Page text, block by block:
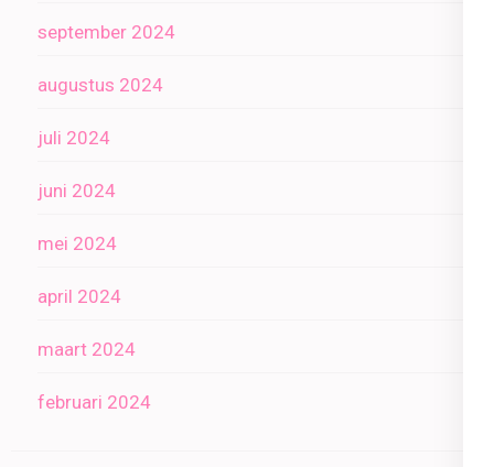
september 2024
augustus 2024
juli 2024
juni 2024
mei 2024
april 2024
maart 2024
februari 2024